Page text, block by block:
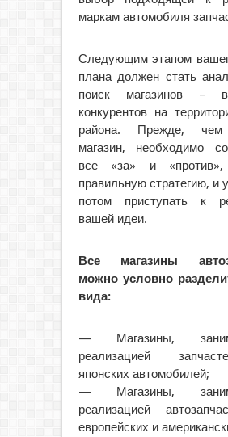
маркам автомобиля
Следующим этапом
плана должен стать
поиск магазинов –
конкурентов на
района. Прежде, чем
магазин, необходимо
все «за» и «против»,
правильную стратегию, и
потом приступать к
вашей идеи.
Все магазины
можно условно
вида:
— Магазины,
реализацией
японских автомобилей;
— Магазины,
реализацией
европейских и